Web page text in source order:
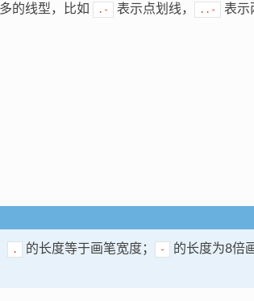
的线型，比如 .- 表示点划线， ..- 表示
. 的长度等于画笔宽度； -
的长度为8倍